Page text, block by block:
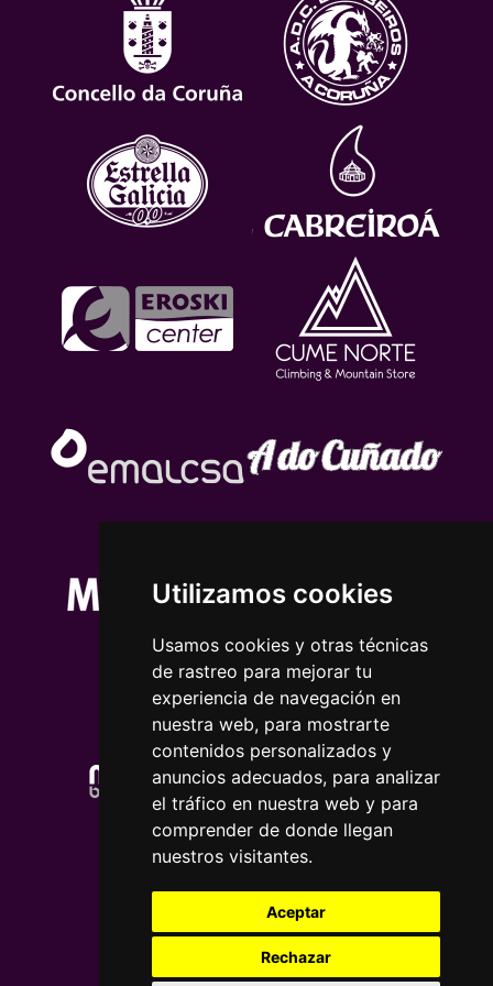
Utilizamos cookies
Usamos cookies y otras técnicas
de rastreo para mejorar tu
experiencia de navegación en
nuestra web, para mostrarte
contenidos personalizados y
anuncios adecuados, para analizar
el tráfico en nuestra web y para
comprender de donde llegan
nuestros visitantes.
Aceptar
Rechazar